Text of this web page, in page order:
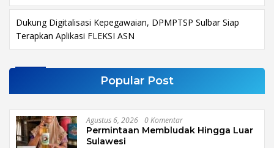
Dukung Digitalisasi Kepegawaian, DPMPTSP Sulbar Siap
Terapkan Aplikasi FLEKSI ASN
Popular Post
Agustus 6, 2026 0 Komentar
Permintaan Membludak Hingga Luar
Sulawesi